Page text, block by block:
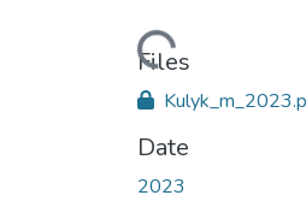
Loading...
Files
Date
2023